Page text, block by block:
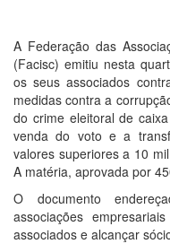
A Federação das
(Facisc) emitiu nesta
os seus associados
medidas contra a
do crime eleitoral de
venda do voto e a
valores superiores a 10
A matéria, aprovada por
O documento
associações
associados e alcançar